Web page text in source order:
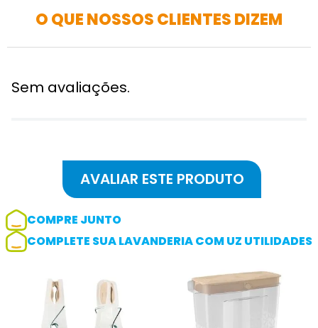
O QUE NOSSOS CLIENTES DIZEM
Adicionar avaliação
Avaliação
Sem avaliações.
COMPRE JUNTO
COMPLETE SUA LAVANDERIA COM UZ UTILIDADES